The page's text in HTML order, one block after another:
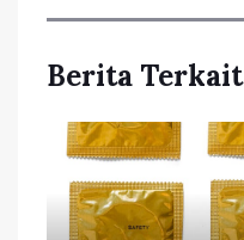
Berita Terkait